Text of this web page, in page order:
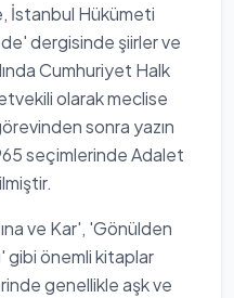
İstanbul Hükümeti
dergisinde şiirler ve
Cumhuriyet Halk
olarak meclise
sonra yazın
seçimlerinde Adalet
ve Kar', 'Gönülden
gibi önemli kitaplar
genellikle aşk ve